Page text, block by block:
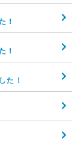
！
！
た！